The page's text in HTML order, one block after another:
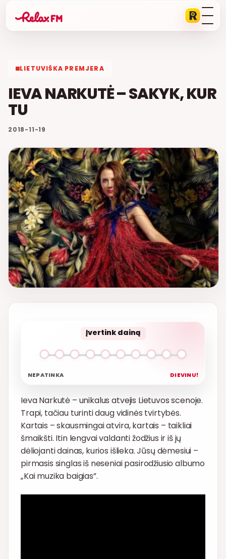
LIETUVIŠKA PREMJERA
IEVA NARKUTĖ – SAKYK, KUR
TU
2018-11-19
Įvertink dainą
NEPATINKA DIEVINU!
Ieva Narkutė – unikalus atvejis Lietuvos scenoje.
Trapi, tačiau turinti daug vidinės tvirtybės.
Kartais – skausmingai atvira, kartais – taikliai
šmaikšti. Itin lengvai valdanti žodžius ir iš jų
dėliojanti dainas, kurios išlieka. Jūsų dėmesiui –
pirmasis singlas iš neseniai pasirodžiusio albumo
„Kai muzika baigias”.